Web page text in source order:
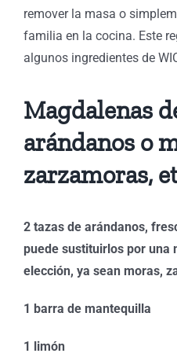
remover la masa o
familia en la cocina. Este
algunos ingredientes de
Magdalenas
arándanos o
zarzamoras,
2 tazas de arándanos,
puede sustituirlos por una
elección, ya sean moras,
1 barra de mantequilla
1 limón